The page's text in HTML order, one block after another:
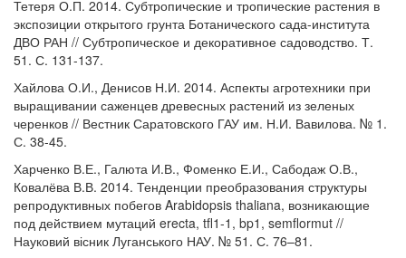
Тетеря О.П. 2014. Субтропические и тропические растения в
экспозиции открытого грунта Ботанического сада-института
ДВО РАН // Субтропическое и декоративное садоводство. Т.
51. С. 131-137.
Хайлова О.И., Денисов Н.И. 2014. Аспекты агротехники при
выращивании саженцев древесных растений из зеленых
черенков // Вестник Саратовского ГАУ им. Н.И. Вавилова. № 1.
С. 38-45.
Харченко В.Е., Галюта И.В., Фоменко Е.И., Сабодаж О.В.,
Ковалёва В.В. 2014. Тенденции преобразования структуры
репродуктивных побегов Arabidopsis thaliana, возникающие
под действием мутаций erecta, tfl1-1, bp1, semflormut //
Науковий вісник Луганського НАУ. № 51. С. 76–81.